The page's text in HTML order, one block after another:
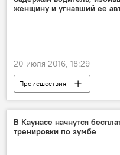
женщину и угнавший ее
20 июля 2016, 18:29
Происшествия
В Каунасе начнутся
тренировки по зумбе